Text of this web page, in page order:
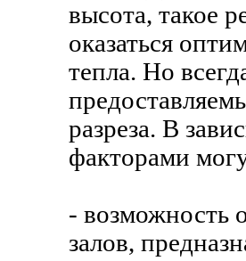
высота, такое
оказаться
тепла. Но
разреза. В
факторами
- возможность
залов,